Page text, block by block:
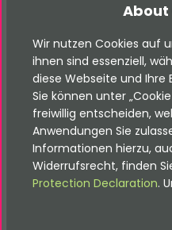
Plattformen:
Reddit, Facebook,
Pinterest, eBay,
Unsplash, Scoop.it,
BBC, NPR,
Harper's BAZAAR,
Wired, MIT
InStyle, GQ,
Fortune
Erstelle RSS Feeds
About
Wir nutzen Cookies auf
ihnen sind essenziell,
diese Webseite und Ihre
Sie können unter
freiwillig entscheiden,
Anwendungen Sie
Informationen hierzu,
Widerrufsrecht, finden
Protection Declaration.